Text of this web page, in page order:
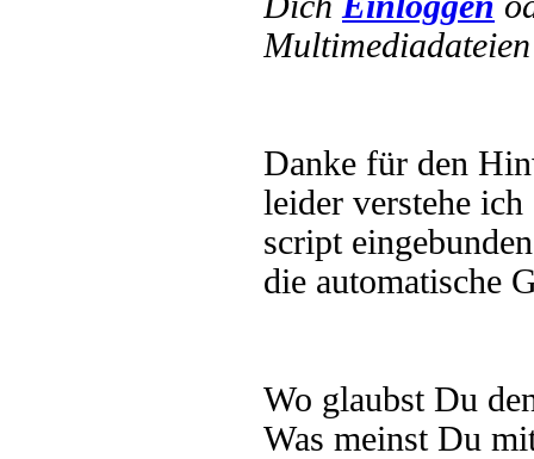
Danke für den
leider verstehe
script
die automatische
Wo glaubst Du
Was meinst Du